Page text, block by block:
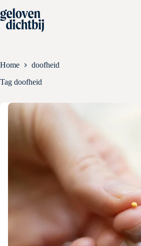
naar
de
inhoud
Home
doofheid
Tag doofheid